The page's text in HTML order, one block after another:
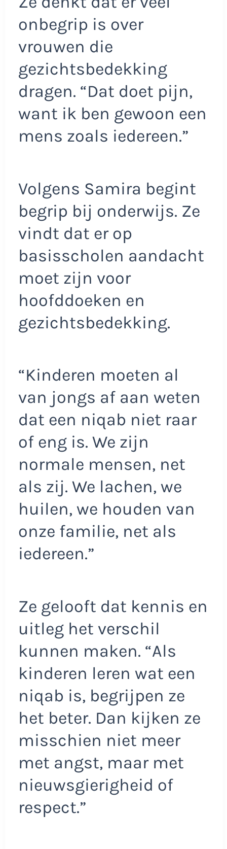
onbegrip is over
vrouwen die
gezichtsbedekking
dragen. “Dat doet pijn,
want ik ben gewoon een
mens zoals iedereen.”
Volgens Samira begint
begrip bij onderwijs. Ze
vindt dat er op
basisscholen aandacht
moet zijn voor
hoofddoeken en
gezichtsbedekking.
“Kinderen moeten al
van jongs af aan weten
dat een niqab niet raar
of eng is. We zijn
normale mensen, net
als zij. We lachen, we
huilen, we houden van
onze familie, net als
iedereen.”
Ze gelooft dat kennis en
uitleg het verschil
kunnen maken. “Als
kinderen leren wat een
niqab is, begrijpen ze
het beter. Dan kijken ze
misschien niet meer
met angst, maar met
nieuwsgierigheid of
respect.”